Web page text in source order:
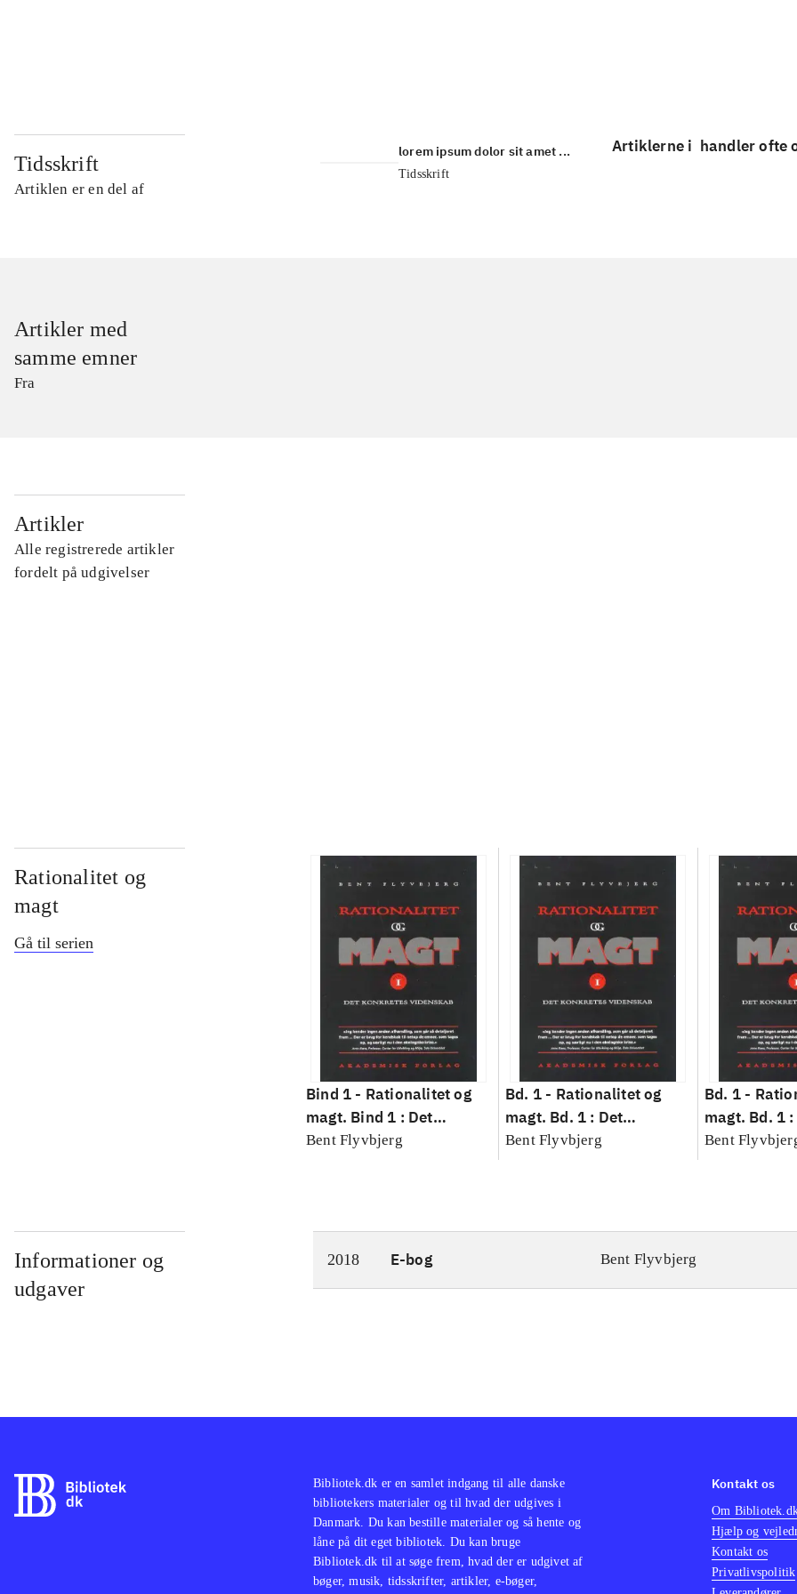
Tidsskrift
Artiklen er en del af
lorem ipsum dolor sit amet ...
Tidsskrift
Artiklerne i handler ofte
Artikler med
samme emner
Fra
Artikler
Alle registrerede artikler
fordelt på udgivelser
Rationalitet og
magt
Gå til serien
Bind 1 - Rationalitet og
magt. Bind 1 : Det
konkretes videnskab
Bent Flyvbjerg
Bd. 1 - Rationalitet og
magt. Bd. 1 : Det
konkretes videnskab
Bent Flyvbjerg
Bd. 1 -
magt. Bd. 1
konkretes
Bent
Informationer og
udgaver
2018 E-bog Bent Flyvbjerg
Bibliotek.dk er en samlet indgang til alle danske
bibliotekers materialer og til hvad der udgives i
Danmark. Du kan bestille materialer og så hente og
låne på dit eget bibliotek. Du kan bruge
Bibliotek.dk til at søge frem, hvad der er udgivet af
bøger, musik, tidsskrifter, artikler, e-bøger,
Kontakt os
Om
Hjælp og
Kontakt os
Privatlivspolitik